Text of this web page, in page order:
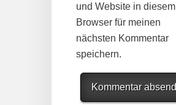
und Website in diesem
Browser für meinen
nächsten Kommentar
speichern.